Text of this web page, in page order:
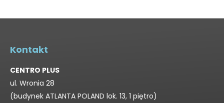
Kontakt
CENTRO PLUS
ul. Wronia 28
(budynek ATLANTA POLAND lok. 13, 1 piętro)